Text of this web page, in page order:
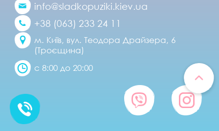
info@sladkopuziki.kiev.ua
+38 (063) 233 24 11
м. Київ, вул. Теодора Драйзера, 6
(Троєщина)
с 8:00 до 20:00